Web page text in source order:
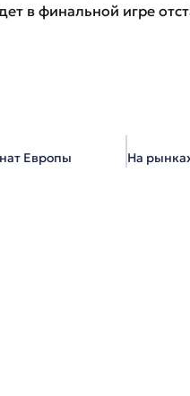
в финальной игре
Европы